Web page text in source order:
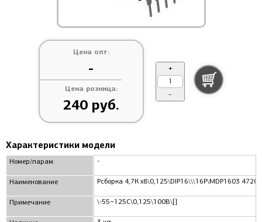
Цена опт:
-
Цена розница:
240 руб.
+
-
Характеристики модели
Номер/парам.
Наименование
Примечание
-
Рсборка 4,7К x8\0,125\DIP16\\\16P\MDP1603 472G\
\-55~125C\0,125\100В\[]